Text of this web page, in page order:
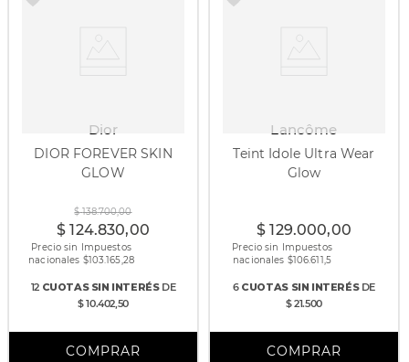
Dior
DIOR FOREVER SKIN
GLOW
$ 138.700,00
$ 124.830,00
Precio sin Impuestos
nacionales $103.165,28
12CUOTAS SIN INTERÉSDE
$ 10.402,50
Lancôme
Teint Idole Ultra Wear
Glow
$ 129.000,00
Precio sin Impuestos
nacionales $106.611,5
6CUOTAS SIN INTERÉSDE
$ 21.500